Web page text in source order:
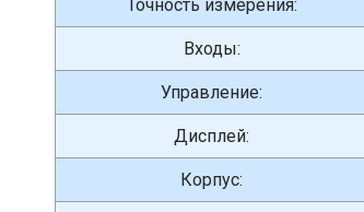
Точность измерения:
Входы:
Управление:
Дисплей:
Корпус: